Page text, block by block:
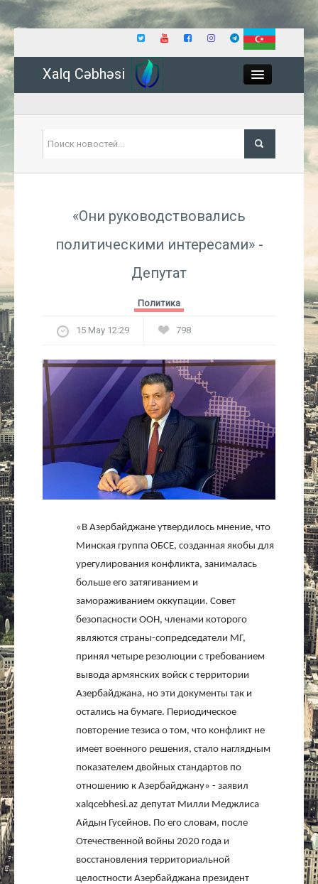
Xalq Cəbhəsi
Экономика
Интервью
Виды спорта
Проект
Литература
«Они руководствовались
политическими интересами» -
Депутат
Политика
15 May 12:29 798
«В Азербайджане утвердилось мнение, что
Минская группа ОБСЕ, созданная якобы для
урегулирования конфликта, занималась
больше его затягиванием и
замораживанием оккупации. Совет
безопасности ООН, членами которого
являются страны-сопредседатели МГ,
принял четыре резолюции с требованием
вывода армянских войск с территории
Азербайджана, но эти документы так и
остались на бумаге. Периодическое
повторение тезиса о том, что конфликт не
имеет военного решения, стало наглядным
показателем двойных стандартов по
отношению к Азербайджану» - заявил
xalqcebhesi.az депутат Милли Меджлиса
Айдын Гусейнов. По его словам, после
Отечественной войны 2020 года и
восстановления территориальной
целостности Азербайджана президент